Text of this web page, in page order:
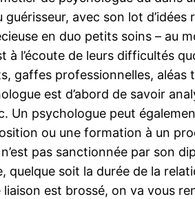
avec son lot
en duo petits soins – au
l’écoute de leurs difficultés
gaffes professionnelles,
est d’abord de savoir
psychologue peut
ou une formation à un
pas sanctionnée par son
soit la durée de la
est brossé, on va vous